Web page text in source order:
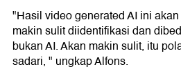
"Hasil video generated AI ini
makin sulit diidentifikasi dan
bukan AI. Akan makin sulit, itu
sadari, " ungkap Alfons.